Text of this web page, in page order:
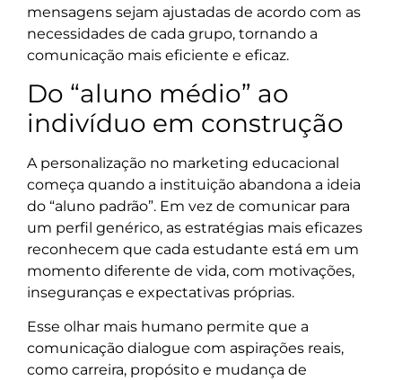
mensagens sejam ajustadas de acordo com as
necessidades de cada grupo, tornando a
comunicação mais eficiente e eficaz.
Do “aluno médio” ao
indivíduo em construção
A personalização no marketing educacional
começa quando a instituição abandona a ideia
do “aluno padrão”. Em vez de comunicar para
um perfil genérico, as estratégias mais eficazes
reconhecem que cada estudante está em um
momento diferente de vida, com motivações,
inseguranças e expectativas próprias.
Esse olhar mais humano permite que a
comunicação dialogue com aspirações reais,
como carreira, propósito e mudança de